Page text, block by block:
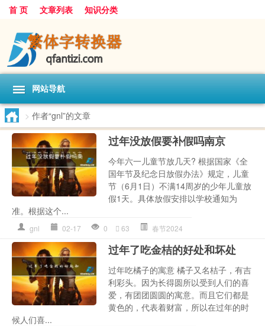
首 页 文章列表 知识分类
网站导航
> 作者“gnl”的文章
过年没放假要补假吗南京
今年六一儿童节放几天? 根据国家《全
国年节及纪念日放假办法》规定，儿童
节（6月1日）不满14周岁的少年儿童放
假1天。具体放假安排以学校通知为
准。根据这个...
gnl 02-17 0 63 春节2024
过年了吃金桔的好处和坏处
过年吃橘子的寓意 橘子又名桔子，有吉
利彩头。因为长得圆所以受到人们的喜
爱，有团团圆圆的寓意。而且它们都是
黄色的，代表着财富，所以在过年的时
候人们喜...